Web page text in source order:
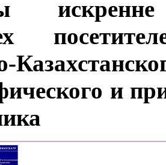
искренне
и